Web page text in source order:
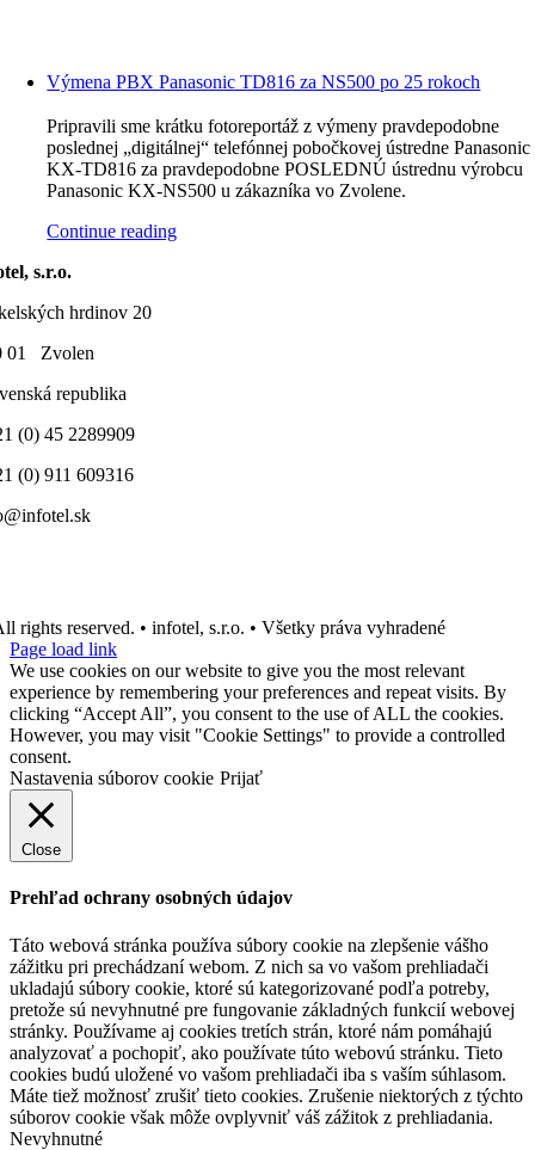
Výmena PBX Panasonic TD816 za NS500 po 25 rokoch
Pripravili sme krátku fotoreportáž z výmeny pravdepodobne
poslednej „digitálnej“ telefónnej pobočkovej ústredne Panasonic
KX-TD816 za pravdepodobne POSLEDNÚ ústrednu výrobcu
Panasonic KX-NS500 u zákazníka vo Zvolene.
Continue reading
s.r.o.
hrdinov 20
01 Zvolen
republika
(0) 45 2289909
(0) 911 609316
rights reserved. • infotel, s.r.o. • Všetky práva vyhradené
Page load link
We use cookies on our website to give you the most relevant
experience by remembering your preferences and repeat visits. By
clicking “Accept All”, you consent to the use of ALL the cookies.
However, you may visit "Cookie Settings" to provide a controlled
consent.
Nastavenia súborov cookie Prijať
Close
Prehľad ochrany osobných údajov
Táto webová stránka používa súbory cookie na zlepšenie vášho
zážitku pri prechádzaní webom. Z nich sa vo vašom prehliadači
ukladajú súbory cookie, ktoré sú kategorizované podľa potreby,
pretože sú nevyhnutné pre fungovanie základných funkcií webovej
stránky. Používame aj cookies tretích strán, ktoré nám pomáhajú
analyzovať a pochopiť, ako používate túto webovú stránku. Tieto
cookies budú uložené vo vašom prehliadači iba s vaším súhlasom.
Máte tiež možnosť zrušiť tieto cookies. Zrušenie niektorých z týchto
súborov cookie však môže ovplyvniť váš zážitok z prehliadania.
Nevyhnutné